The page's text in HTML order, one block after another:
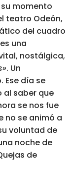
momento
teatro Odeón,
del cuadro
una
nostálgica,
. Un
Ese día se
al saber que
se nos fue
no se animó a
voluntad de
noche de
de